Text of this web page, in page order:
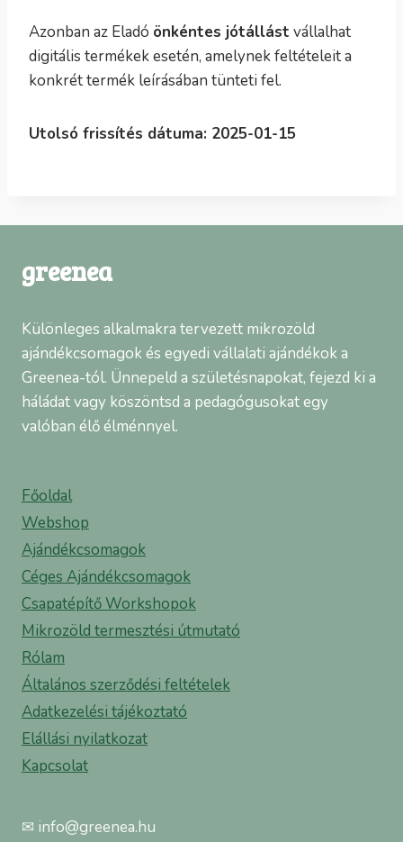
Azonban az Eladó önkéntes jótállást vállalhat
digitális termékek esetén, amelynek feltételeit a
konkrét termék leírásában tünteti fel.
Utolsó frissítés dátuma: 2025-01-15
greenea
Különleges alkalmakra tervezett mikrozöld
ajándékcsomagok és egyedi vállalati ajándékok a
Greenea-tól. Ünnepeld a születésnapokat, fejezd ki a
háládat vagy köszöntsd a pedagógusokat egy
valóban élő élménnyel.
Főoldal
Webshop
Ajándékcsomagok
Céges Ajándékcsomagok
Csapatépítő Workshopok
Mikrozöld termesztési útmutató
Rólam
Általános szerződési feltételek
Adatkezelési tájékoztató
Elállási nyilatkozat
Kapcsolat
✉ info@greenea.hu